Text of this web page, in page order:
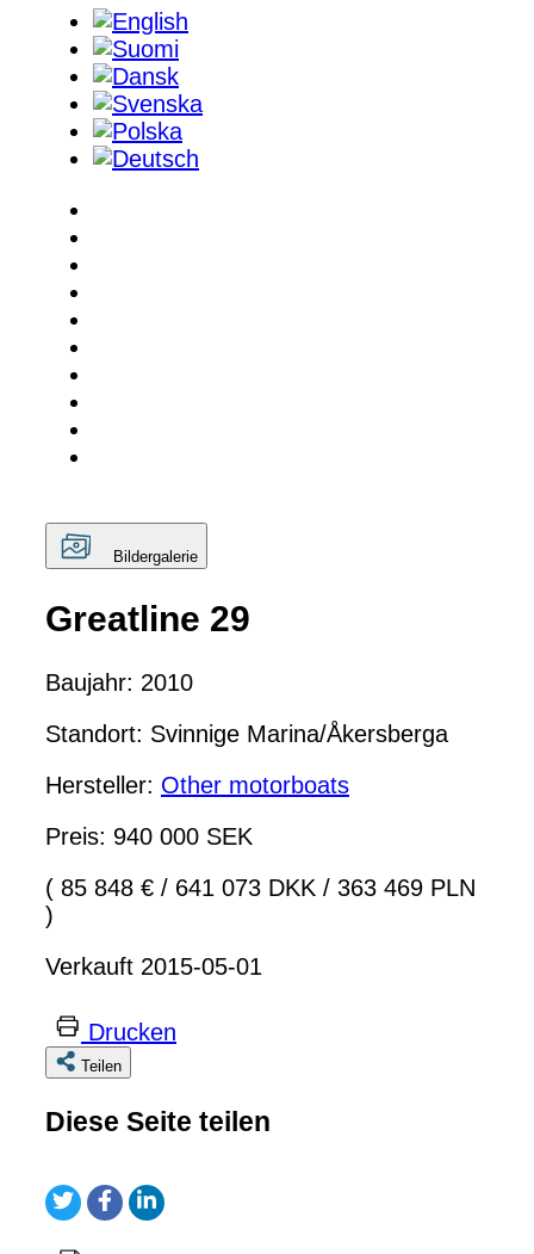
Bildergalerie
Greatline 29
Baujahr: 2010
Standort: Svinnige Marina/Åkersberga
Hersteller: Other motorboats
Preis: 940 000 SEK
( 85 848 € / 641 073 DKK / 363 469 PLN
)
Verkauft 2015-05-01
Drucken
Teilen
Diese Seite teilen